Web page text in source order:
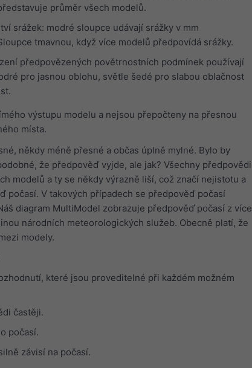
průměr všech modelů.
srážek: modré sloupce udávají srážky v mm
tmavnou, když více modelů předpovídá srážky.
předpovězených povětrnostních podmínek používají
pro jasnou oblohu, světle šedé pro slabou oblačnost
výstupu modelu a nejsou přepočteny na přesnou
místa.
někdy méně přesné a občas úplně mylné. Bylo by
že předpověď vyjde, ale jak? Všechny předpovědi
modelů a ty se někdy výrazně liší, což značí nejistotu a
počasí. V takových případech se předpověď počasí
diagram MultiModel zobrazuje předpověď počasí z více
národních meteorologických služeb. Obecně platí, že
modely.
které jsou proveditelné při každém možném
častěji.
počasí.
závisí na počasí.